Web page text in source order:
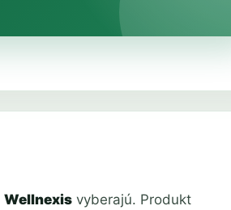
Wellnexis vyberajú. Produkt